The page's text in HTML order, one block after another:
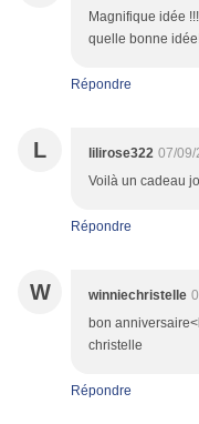
Magnifique idée
quelle bonne
Répondre
L lilirose322 07/09/
Voilà un cadeau
Répondre
W winniechristelle
bon
christelle
Répondre